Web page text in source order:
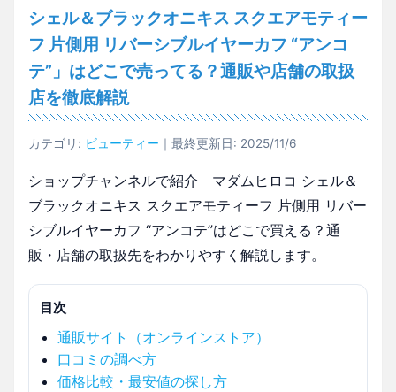
シェル＆ブラックオニキス スクエアモティー
フ 片側用 リバーシブルイヤーカフ “アンコ
テ”」はどこで売ってる？通販や店舗の取扱
店を徹底解説
カテゴリ: ビューティー ｜最終更新日: 2025/11/6
ショップチャンネルで紹介 マダムヒロコ シェル＆
ブラックオニキス スクエアモティーフ 片側用 リバー
シブルイヤーカフ “アンコテ”はどこで買える？通
販・店舗の取扱先をわかりやすく解説します。
目次
通販サイト（オンラインストア）
口コミの調べ方
価格比較・最安値の探し方